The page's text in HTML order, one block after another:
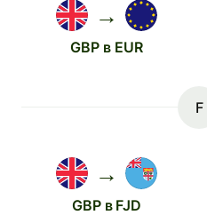
→
GBP в EUR
F
→
GBP в FJD